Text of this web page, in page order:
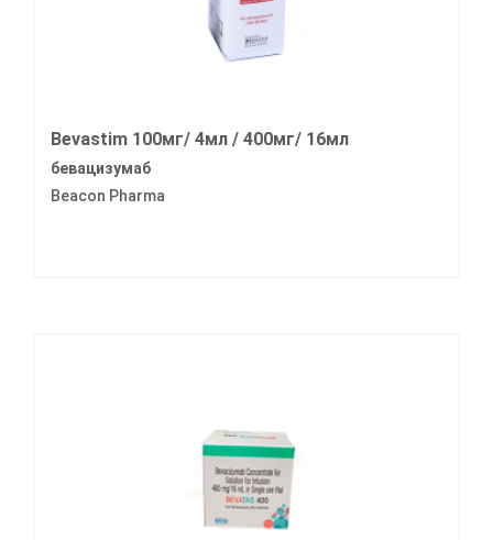
Bevastim 100мг/ 4мл / 400мг/ 16мл
бевацизумаб
Beacon Pharma